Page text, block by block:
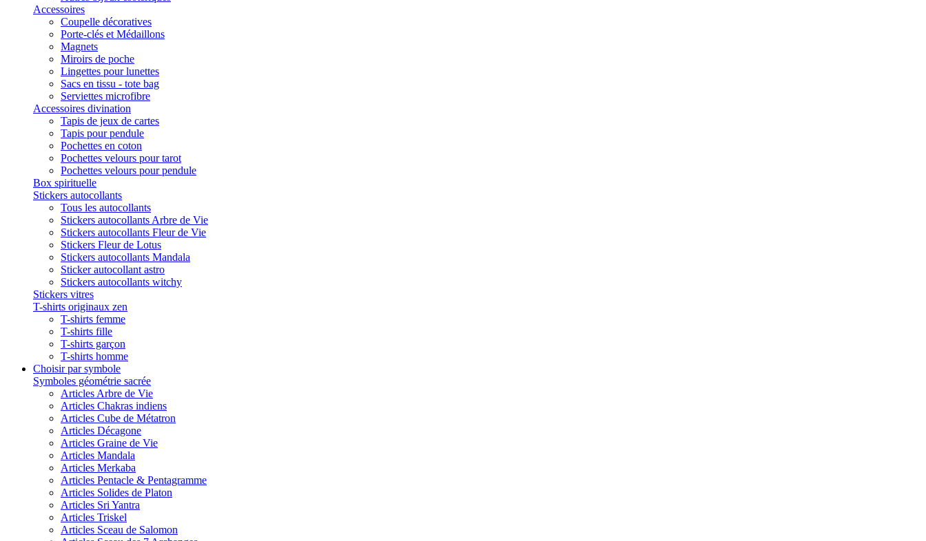
Accessoires
Coupelle décoratives
Porte-clés et Médaillons
Magnets
Miroirs de poche
Lingettes pour lunettes
Sacs en tissu - tote bag
Serviettes microfibre
Accessoires divination
Tapis de jeux de cartes
Tapis pour pendule
Pochettes en coton
Pochettes velours pour tarot
Pochettes velours pour pendule
Box spirituelle
Stickers autocollants
Tous les autocollants
Stickers autocollants Arbre de Vie
Stickers autocollants Fleur de Vie
Stickers Fleur de Lotus
Stickers autocollants Mandala
Sticker autocollant astro
Stickers autocollants witchy
Stickers vitres
T-shirts originaux zen
T-shirts femme
T-shirts fille
T-shirts garçon
T-shirts homme
Choisir par symbole
Symboles géométrie sacrée
Articles Arbre de Vie
Articles Chakras indiens
Articles Cube de Métatron
Articles Décagone
Articles Graine de Vie
Articles Mandala
Articles Merkaba
Articles Pentacle & Pentagramme
Articles Solides de Platon
Articles Sri Yantra
Articles Triskel
Articles Sceau de Salomon